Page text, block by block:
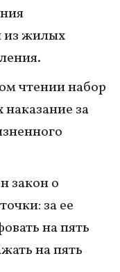
из жилых
чтении набор
за
закон о
за ее
на пять
на пять